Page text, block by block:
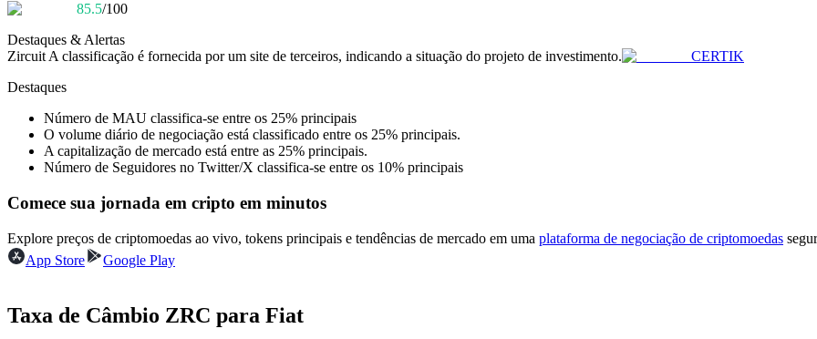
Torne-se um Trader de Cópias
Desfrute da partilha de lucros e comissões de copy trading
85.5/100
Destaques & Alertas
Zircuit A classificação é fornecida por um site de terceiros, indicando a situação do projeto de investimento.
CERTIK
Destaques
Número de MAU classifica-se entre os 25% principais
O volume diário de negociação está classificado entre os 25% principais.
A capitalização de mercado está entre as 25% principais.
Número de Seguidores no Twitter/X classifica-se entre os 10% principais
Comece sua jornada em cripto em minutos
Explore preços de criptomoedas ao vivo, tokens principais e tendências de mercado em uma plataforma de negociação de criptomoedas
App Store
Google Play
Taxa de Câmbio ZRC para Fiat